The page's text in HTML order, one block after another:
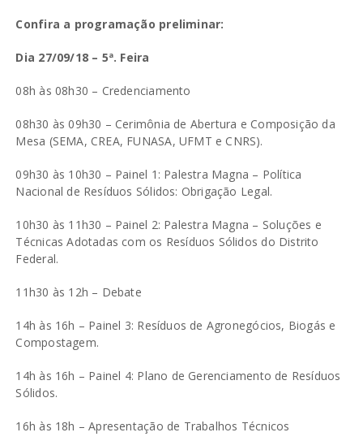
Confira a programação preliminar:
Dia 27/09/18 – 5ª. Feira
08h às 08h30 – Credenciamento
08h30 às 09h30 – Cerimônia de Abertura e Composição da
Mesa (SEMA, CREA, FUNASA, UFMT e CNRS).
09h30 às 10h30 – Painel 1: Palestra Magna – Política
Nacional de Resíduos Sólidos: Obrigação Legal.
10h30 às 11h30 – Painel 2: Palestra Magna – Soluções e
Técnicas Adotadas com os Resíduos Sólidos do Distrito
Federal.
11h30 às 12h – Debate
14h às 16h – Painel 3: Resíduos de Agronegócios, Biogás e
Compostagem.
14h às 16h – Painel 4: Plano de Gerenciamento de Resíduos
Sólidos.
16h às 18h – Apresentação de Trabalhos Técnicos